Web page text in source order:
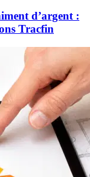
d’argent :
Tracfin